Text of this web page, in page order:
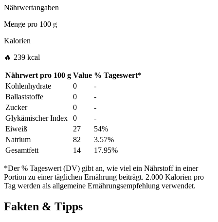
Nährwertangaben
Menge pro 100 g
Kalorien
🔥 239 kcal
Nährwert pro 100 g Value % Tageswert*
Kohlenhydrate
0
-
Ballaststoffe
0
-
Zucker
0
-
Glykämischer Index
0
-
Eiweiß
27
54%
Natrium
82
3.57%
Gesamtfett
14 17.95%
*Der % Tageswert (DV) gibt an, wie viel ein Nährstoff in einer
Portion zu einer täglichen Ernährung beiträgt. 2.000 Kalorien pro
Tag werden als allgemeine Ernährungsempfehlung verwendet.
Fakten & Tipps